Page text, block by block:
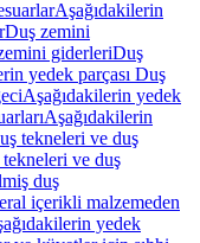
Aşağıdakilerin
Duş zemini
giderleriDuş
yedek parçası Duş
Aşağıdakilerin yedek
Aşağıdakilerin
tekneleri ve duş
tekneleri ve duş
duş
içerikli malzemeden
yedek